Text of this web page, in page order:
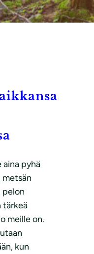
aina pyhä
metsän
pelon
tärkeä
meille on.
kun